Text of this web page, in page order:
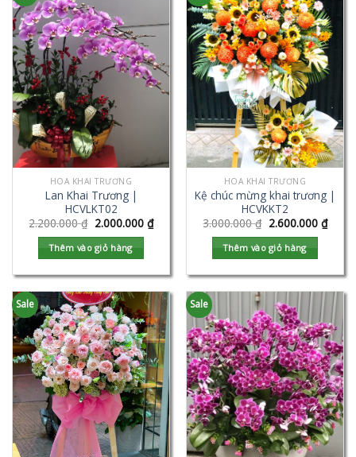
HOA KHAI TRƯƠNG
Lan Khai Trương |
HCVLKT02
2.200.000₫ 2.000.000 ₫
Thêm vào giỏ hàng
HOA KHAI TRƯƠNG
Kệ chúc mừng khai trương |
HCVKKT2
3.000.000₫ 2.600.000 ₫
Thêm vào giỏ hàng
Sale Sale